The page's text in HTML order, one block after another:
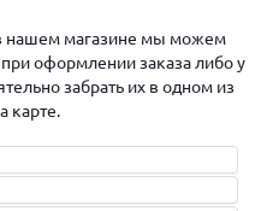
нашем магазине мы можем
оформлении заказа либо у
забрать их в одном из
карте.